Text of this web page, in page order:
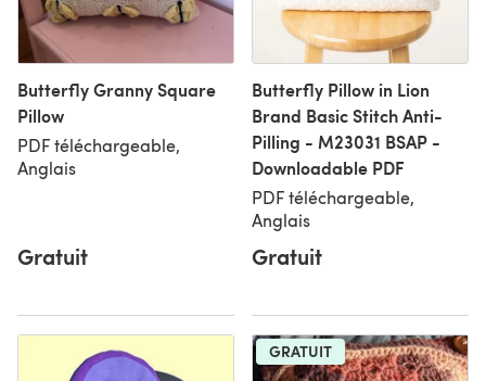
Butterfly Granny Square
Pillow
PDF téléchargeable,
Anglais
Gratuit
Butterfly Pillow in Lion
Brand Basic Stitch Anti-
Pilling - M23031 BSAP -
Downloadable PDF
PDF téléchargeable,
Anglais
Gratuit
GRATUIT